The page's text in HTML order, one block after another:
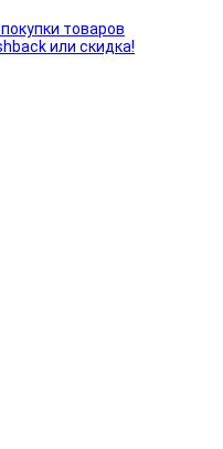
товаров
или скидка!